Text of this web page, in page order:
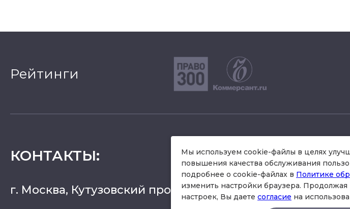
Рейтинги
КОНТАКТЫ: +7
г. Москва, Кутузовский проспект 36, стр.3 , офис 301
Мы используем cookie-файлы в целях
повышения качества обслуживания
подробнее о cookie-файлах в Политике
изменить настройки браузера.
настроек, Вы даете согласие на